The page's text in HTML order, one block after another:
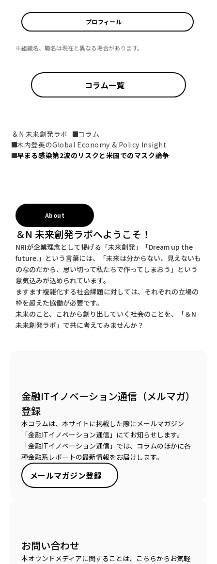
プロフィール
※組織名、職名は現在と異なる場合があります。
コラム一覧
＆N 未来創発ラボ
コラム
木内登英のGlobal Economy & Policy Insight
早まる感染第2波のリスクと米国でのマスク論争
About
＆N 未来創発ラボへようこそ！
NRIが企業理念として掲げる「未来創発」「Dream up the
future.」という言葉には、「未来は分からない、見えないも
のなのだから、思い切って私たちで作ってしまおう」という
意気込みが込められています。
ますます複雑化する社会課題に対しては、それぞれの立場の
枠を超えた協働が必要です。
未来のこと、これから創り出していく社会のことを、「＆N
未来創発ラボ」で共に考えてみませんか？
金融ITイノベーション通信（メルマガ）
登録
本コラムは、本サイトに掲載した際にメールマガジン
「金融ITイノベーション通信」にてお知らせします。
「金融ITイノベーション通信」では、コラムのほかに各
種金融系レポートの最新情報をお届けします。
メールマガジン登録
お問い合わせ
本オウンドメディアに関することは、こちらからお気軽